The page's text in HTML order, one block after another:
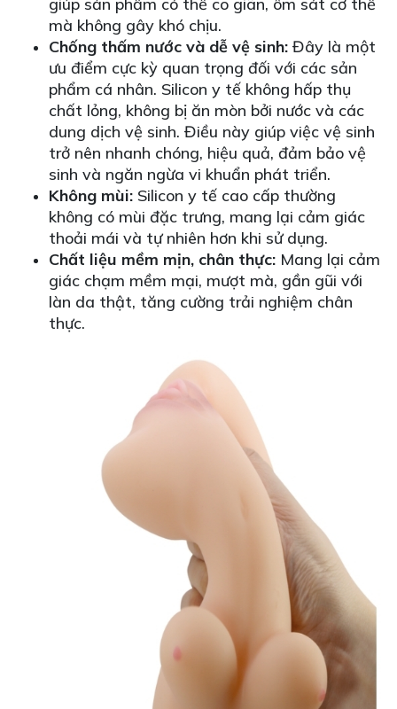
mà không gây khó chịu.
Chống thấm nước và dễ vệ sinh: Đây là một
ưu điểm cực kỳ quan trọng đối với các sản
phẩm cá nhân. Silicon y tế không hấp thụ
chất lỏng, không bị ăn mòn bởi nước và các
dung dịch vệ sinh. Điều này giúp việc vệ sinh
trở nên nhanh chóng, hiệu quả, đảm bảo vệ
sinh và ngăn ngừa vi khuẩn phát triển.
Không mùi: Silicon y tế cao cấp thường
không có mùi đặc trưng, mang lại cảm giác
thoải mái và tự nhiên hơn khi sử dụng.
Chất liệu mềm mịn, chân thực: Mang lại cảm
giác chạm mềm mại, mượt mà, gần gũi với
làn da thật, tăng cường trải nghiệm chân
thực.